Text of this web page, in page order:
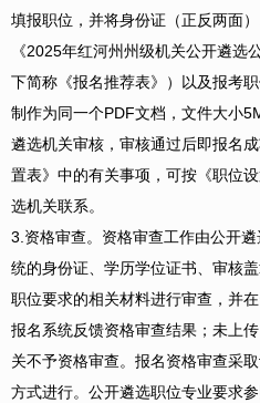
填报职位，并将身份证（正反两面
《2025年红河州州级机关公开遴选
下简称《报名推荐表》）以及报考
制作为同一个PDF文档，文件大小
遴选机关审核，审核通过后即报名
置表》中的有关事项，可按《职位
选机关联系。
3.资格审查。 资格审查工作由公开
统的身份证、学历学位证书、审核
职位要求的相关材料进行审查，并
报名系统反馈资格审查结果；未上
关不予资格审查。报名资格审查采
方式进行。公开遴选职位专业要求